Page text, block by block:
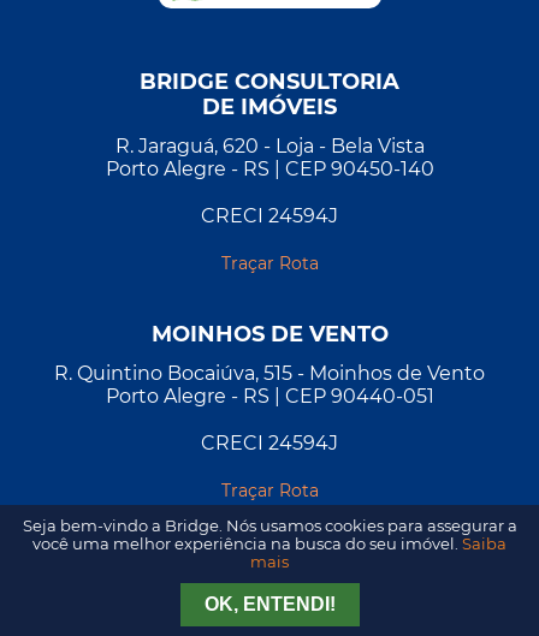
Tirar Dúvida Agendar Visita
BRIDGE CONSULTORIA
DE IMÓVEIS
R. Jaraguá, 620 - Loja - Bela Vista
Porto Alegre - RS | CEP 90450-140
CRECI 24594J
Traçar Rota
MOINHOS DE VENTO
R. Quintino Bocaiúva, 515 - Moinhos de Vento
Porto Alegre - RS | CEP 90440-051
CRECI 24594J
Traçar Rota
2026 - Todos os direitos reservados. Desenvolvido por
Seja bem-vindo a Bridge. Nós usamos cookies para assegurar a
você uma melhor experiência na busca do seu imóvel. Saiba
mais
OK, ENTENDI!